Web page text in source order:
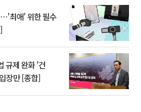
최애' 위한 필수
규제 완화 '건
장만 [종합]